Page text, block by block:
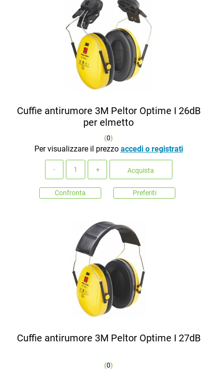
Cuffie antirumore 3M Peltor Optime I 26dB
per elmetto
(0)
Per visualizzare il prezzo accedi o registrati
Acquista
Confronta Preferiti
Cuffie antirumore 3M Peltor Optime I 27dB
(0)